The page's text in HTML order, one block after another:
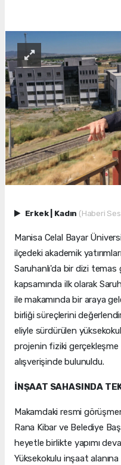
Erkek Kadın (Haberi
Manisa Celal Bayar
ilçedeki akademik
Saruhanlı'da bir dizi
kapsamında ilk olarak
ile makamında bir araya
birliği süreçlerini
eliyle sürdürülen
projenin fiziki gerçekleşme
alışverişinde bulunuldu.
İNŞAAT SAHASINDA
Makamdaki resmi
Rana Kibar ve Belediye
heyetle birlikte yapımı
Yüksekokulu inşaat